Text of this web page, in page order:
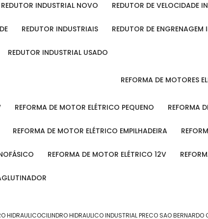
REDUTOR INDUSTRIAL NOVO REDUTOR DE VELOCIDADE
REDUTOR INDUSTRIAIS REDUTOR DE
REDUTOR INDUSTRIAL USADO
REFORMA DE MOTORES
REFORMA DE MOTOR ELÉTRICO PEQUENO REFORMA
REFORMA DE MOTOR ELÉTRICO EMPILHADEIRA
REFORMA DE MOTOR ELÉTRICO 12V
HIDRAULICOCILINDRO HIDRAULICO INDUSTRIAL PRECO SAO BERNARDO